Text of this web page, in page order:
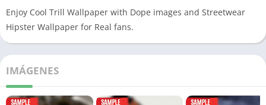
Enjoy Cool Trill Wallpaper with Dope images and Streetwear
Hipster Wallpaper for Real fans.
IMÁGENES